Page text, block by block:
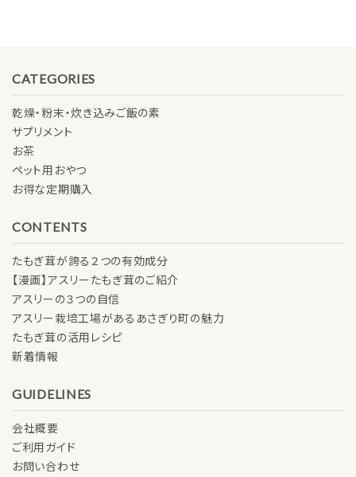
CATEGORIES
乾燥・粉末・炊き込みご飯の素
サプリメント
お茶
ペット用おやつ
お得な定期購入
CONTENTS
たもぎ茸が誇る２つの有効成分
【漫画】アスリーたもぎ茸のご紹介
アスリーの３つの自信
アスリー栽培工場があるあさぎり町の魅力
たもぎ茸の活用レシピ
新着情報
GUIDELINES
会社概要
ご利用ガイド
お問い合わせ